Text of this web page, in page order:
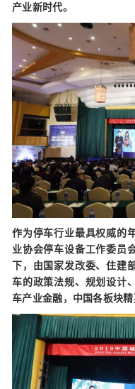
产业新时代。
作为停车行业最具权威的
业协会停车设备工作委员
下，由国家发改委、住建
车的政策法规、规划设计
车产业金融，中国各板块精